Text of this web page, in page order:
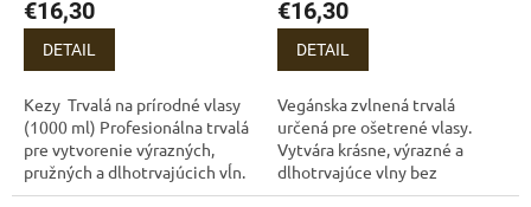
€16,30
DETAIL
Kezy Trvalá na prírodné vlasy
(1000 ml) Profesionálna trvalá
pre vytvorenie výrazných,
pružných a dlhotrvajúcich vĺn.
Vegánske zloženie je šetrné k
€16,30
DETAIL
Vegánska zvlnená trvalá
určená pre ošetrené vlasy.
Vytvára krásne, výrazné a
dlhotrvajúce vlny bez
narušenia štruktúry vlasov.